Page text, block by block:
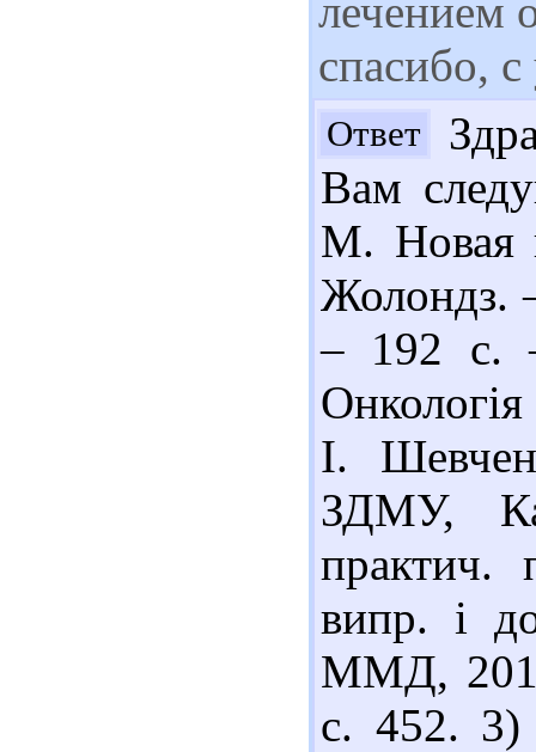
лечением
спасибо,
Ответ
Вам
М. Новая
Жолондз.
– 192 с.
І.
ЗДМУ,
практич.
випр. і
ММД,
с. 452. 3)